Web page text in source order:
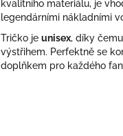
kvalitního materiálu, je
legendárními nákladními
Tričko je unisex, díky
výstřihem. Perfektně se
doplňkem pro každého